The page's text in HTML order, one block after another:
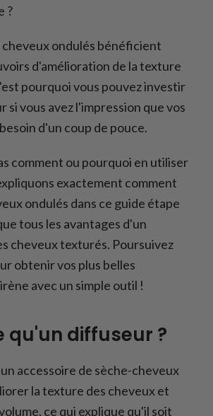
Comment diffuser les cheveux
?
cheveux ondulés bénéficient
d'amélioration de la texture
pourquoi vous pouvez investir
si vous avez l'impression que vos
d'un coup de pouce.
comment ou pourquoi en utiliser
exactement comment
ondulés dans ce guide étape
tous les avantages d'un
cheveux texturés. Poursuivez
obtenir vos plus belles
avec un simple outil !
qu'un diffuseur ?
accessoire de sèche-cheveux
la texture des cheveux et
ce qui explique qu'il soit